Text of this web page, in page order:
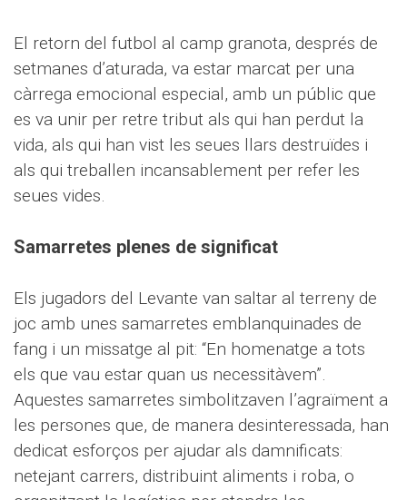
El retorn del futbol al camp granota, després de
setmanes d’aturada, va estar marcat per una
càrrega emocional especial, amb un públic que
es va unir per retre tribut als qui han perdut la
vida, als qui han vist les seues llars destruïdes i
als qui treballen incansablement per refer les
seues vides.
Samarretes plenes de significat
Els jugadors del Levante van saltar al terreny de
joc amb unes samarretes emblanquinades de
fang i un missatge al pit: “En homenatge a tots
els que vau estar quan us necessitàvem”.
Aquestes samarretes simbolitzaven l’agraïment a
les persones que, de manera desinteressada, han
dedicat esforços per ajudar als damnificats:
netejant carrers, distribuint aliments i roba, o